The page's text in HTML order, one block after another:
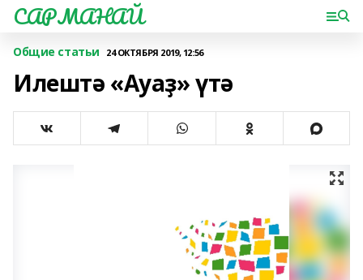
САРМАНАЙ
Общие статьи 24 ОКТЯБРЯ 2019, 12:56
Илештә «Ауаҙ» үтә